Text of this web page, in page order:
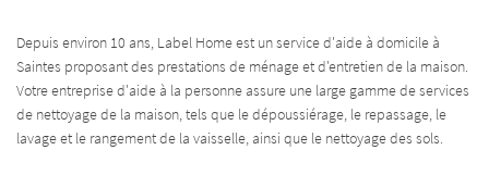
formulaire de désinscription.
INSCRIPTION
Depuis environ 10 ans, Label Home est un service d'aide à domicile à
Saintes proposant des prestations de ménage et d'entretien de la maison.
Votre entreprise d'aide à la personne assure une large gamme de services
de nettoyage de la maison, tels que le dépoussiérage, le repassage, le
lavage et le rangement de la vaisselle, ainsi que le nettoyage des sols.